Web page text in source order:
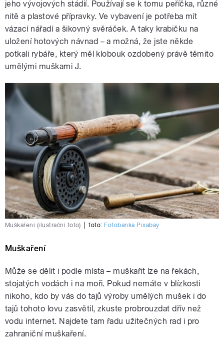
jeho vývojových stádií. Používají se k tomu peříčka, různé
nitě a plastové přípravky. Ve vybavení je potřeba mít
vázací nářadí a šikovný svěráček. A taky krabičku na
uložení hotových návnad – a možná, že jste někde
potkali rybáře, který měl klobouk ozdobený právě těmito
umělými muškami J.
Muškaření (ilustrační foto) foto: Fotobanka Pixabay
Muškaření
Může se dělit i podle místa – muškařit lze na řekách,
stojatých vodách i na moři. Pokud nemáte v blízkosti
nikoho, kdo by vás do tajů výroby umělých mušek i do
tajů tohoto lovu zasvětil, zkuste probrouzdat dřív než
vodu internet. Najdete tam řadu užitečných rad i pro
zahraniční muškaření.